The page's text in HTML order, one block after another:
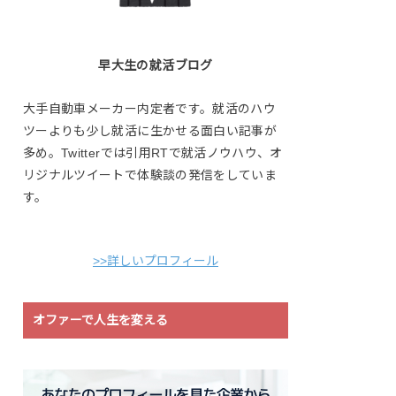
早大生の就活ブログ
大手自動車メーカー内定者です。就活のハウ
ツーよりも少し就活に生かせる面白い記事が
多め。Twitterでは引用RTで就活ノウハウ、オ
リジナルツイートで体験談の発信をしていま
す。
>>詳しいプロフィール
オファーで人生を変える